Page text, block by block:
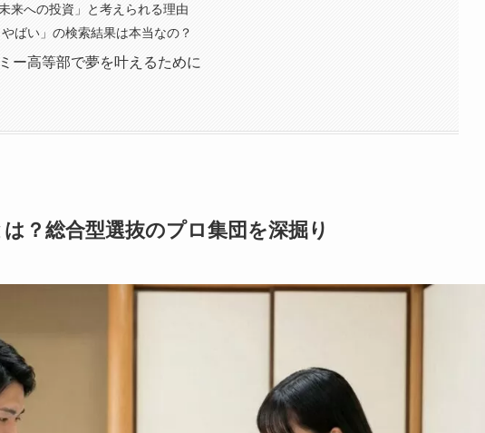
来への投資」と考えられる理由
ばい」の検索結果は本当なの？
ー高等部で夢を叶えるために
？総合型選抜のプロ集団を深掘り